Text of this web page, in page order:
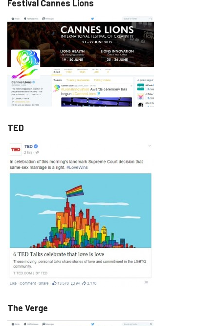
Festival Cannes Lions
TED
The Verge